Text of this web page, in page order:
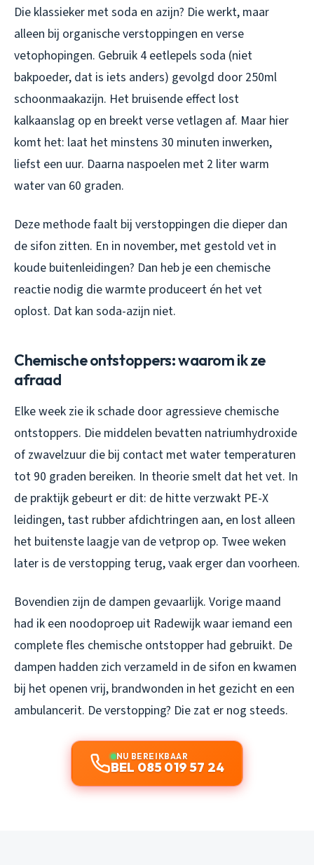
Die klassieker met soda en azijn? Die werkt, maar
alleen bij organische verstoppingen en verse
vetophopingen. Gebruik 4 eetlepels soda (niet
bakpoeder, dat is iets anders) gevolgd door 250ml
schoonmaakazijn. Het bruisende effect lost
kalkaanslag op en breekt verse vetlagen af. Maar hier
komt het: laat het minstens 30 minuten inwerken,
liefst een uur. Daarna naspoelen met 2 liter warm
water van 60 graden.
Deze methode faalt bij verstoppingen die dieper dan
de sifon zitten. En in november, met gestold vet in
koude buitenleidingen? Dan heb je een chemische
reactie nodig die warmte produceert én het vet
oplost. Dat kan soda-azijn niet.
Chemische ontstoppers: waarom ik ze
afraad
Elke week zie ik schade door agressieve chemische
ontstoppers. Die middelen bevatten natriumhydroxide
of zwavelzuur die bij contact met water temperaturen
tot 90 graden bereiken. In theorie smelt dat het vet. In
de praktijk gebeurt er dit: de hitte verzwakt PE-X
leidingen, tast rubber afdichtringen aan, en lost alleen
het buitenste laagje van de vetprop op. Twee weken
later is de verstopping terug, vaak erger dan voorheen.
Bovendien zijn de dampen gevaarlijk. Vorige maand
had ik een noodoproep uit Radewijk waar iemand een
complete fles chemische ontstopper had gebruikt. De
dampen hadden zich verzameld in de sifon en kwamen
bij het openen vrij, brandwonden in het gezicht en een
ambulancerit. De verstopping? Die zat er nog steeds.
NU BEREIKBAAR
BEL 085 019 57 24